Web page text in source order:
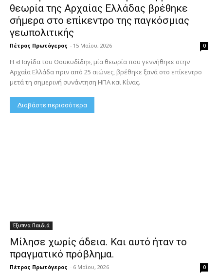
θεωρία της Αρχαίας Ελλάδας βρέθηκε
σήμερα στο επίκεντρο της παγκόσμιας
γεωπολιτικής
Πέτρος Πρωτόγερος - 15 Μαΐου, 2026 0
Η «Παγίδα του Θουκυδίδη», μία θεωρία που γεννήθηκε στην
Αρχαία Ελλάδα πριν από 25 αιώνες, βρέθηκε ξανά στο επίκεντρο
μετά τη σημερινή συνάντηση ΗΠΑ και Κίνας.
Διαβάστε περισσότερα
Έξυπνα Παιδιά
Μίλησε χωρίς άδεια. Και αυτό ήταν το
πραγματικό πρόβλημα.
Πέτρος Πρωτόγερος - 6 Μαΐου, 2026 0